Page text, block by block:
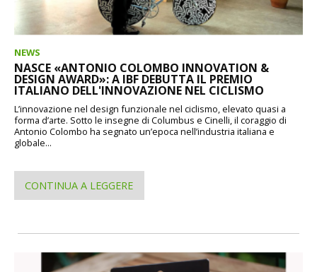
NEWS
NASCE «ANTONIO COLOMBO INNOVATION &
DESIGN AWARD»: A IBF DEBUTTA IL PREMIO
ITALIANO DELL'INNOVAZIONE NEL CICLISMO
L’innovazione nel design funzionale nel ciclismo, elevato quasi a
forma d’arte. Sotto le insegne di Columbus e Cinelli, il coraggio di
Antonio Colombo ha segnato un’epoca nell’industria italiana e
globale...
CONTINUA A LEGGERE